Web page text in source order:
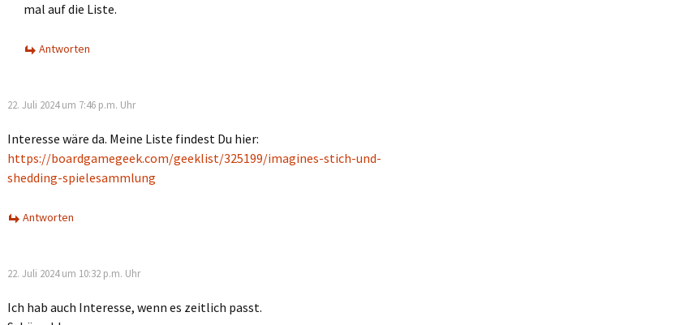
mal auf die Liste.
Antworten
22. Juli 2024 um 7:46 p.m. Uhr
Interesse wäre da. Meine Liste findest Du hier:
https://boardgamegeek.com/geeklist/325199/imagines-stich-und-
shedding-spielesammlung
Antworten
22. Juli 2024 um 10:32 p.m. Uhr
Ich hab auch Interesse, wenn es zeitlich passt.